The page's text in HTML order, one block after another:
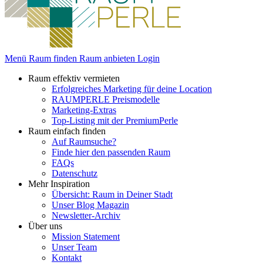
Menü Raum finden Raum anbieten Login
Raum effektiv vermieten
Erfolgreiches Marketing für deine Location
RAUMPERLE Preismodelle
Marketing-Extras
Top-Listing mit der PremiumPerle
Raum einfach finden
Auf Raumsuche?
Finde hier den passenden Raum
FAQs
Datenschutz
Mehr Inspiration
Übersicht: Raum in Deiner Stadt
Unser Blog Magazin
Newsletter-Archiv
Über uns
Mission Statement
Unser Team
Kontakt